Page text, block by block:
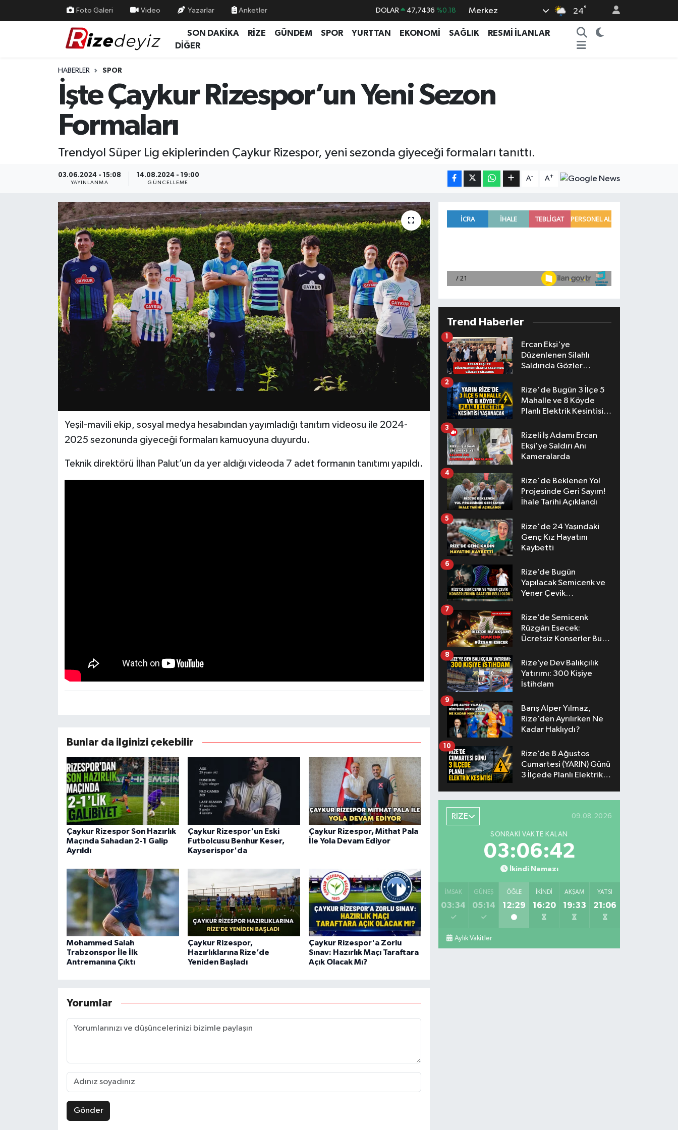
Foto Galeri Video Yazarlar Anketler DOLAR 47,7436 %0.18
EURO 55,2510 %0.32
BİST100 13.779
BITCOIN 64.840,97 %-0.15
Merkez 24°
SON DAKİKA RİZE GÜNDEM SPOR YURTTAN EKONOMİ SAĞLIK
RESMİ İLANLAR
DİĞER
HABERLER SPOR
İşte Çaykur Rizespor’un Yeni Sezon
Formaları
Trendyol Süper Lig ekiplerinden Çaykur Rizespor, yeni sezonda giyeceği formaları tanıttı.
03.06.2024 - 15:08
YAYINLANMA
14.08.2024 - 19:00
GÜNCELLEME
A- A+
Yeşil-mavili ekip, sosyal medya hesabından yayımladığı tanıtım videosu ile 2024-
2025 sezonunda giyeceği formaları kamuoyuna duyurdu.
Teknik direktörü İlhan Palut’un da yer aldığı videoda 7 adet formanın tanıtımı yapıldı.
Bunlar da ilginizi çekebilir
Çaykur Rizespor Son Hazırlık
Maçında Sahadan 2-1 Galip
Ayrıldı
Çaykur Rizespor'un Eski
Futbolcusu Benhur Keser,
Kayserispor'da
Çaykur Rizespor, Mithat Pala
İle Yola Devam Ediyor
Mohammed Salah
Trabzonspor İle İlk
Antremanına Çıktı
Çaykur Rizespor,
Hazırlıklarına Rize’de
Yeniden Başladı
Çaykur Rizespor'a Zorlu
Sınav: Hazırlık Maçı Taraftara
Açık Olacak Mı?
Yorumlar
Gönder
Trend Haberler
Ercan Ekşi'ye
Düzenlenen Silahlı
Saldırıda Gözler
1
Rize'de Bugün 3 İlçe 5
Mahalle ve 8 Köyde
Planlı Elektrik Kesintisi
2
Rizeli İş Adamı Ercan
Ekşi'ye Saldırı Anı
Kameralarda
3
Rize'de Beklenen Yol
Projesinde Geri Sayım!
İhale Tarihi Açıklandı
4
Rize'de 24 Yaşındaki
Genç Kız Hayatını
Kaybetti
5
Rize’de Bugün
Yapılacak Semicenk ve
Yener Çevik
Belli Oldu
6
Rize’de Semicenk
Rüzgârı Esecek:
Ücretsiz Konserler Bu
7
Rize’ye Dev Balıkçılık
Yatırımı: 300 Kişiye
İstihdam
8
Barış Alper Yılmaz,
Rize’den Ayrılırken Ne
Kadar Haklıydı?
9
Rize’de 8 Ağustos
Cumartesi (YARIN) Günü
3 İlçede Planlı Elektrik
10
RİZE 09.08.2026
SONRAKI VAKTE KALAN
03:06:41
İkindi Namazı
İMSAK
03:34
GÜNEŞ
05:14
ÖĞLE
12:29
İKINDI
16:20
AKŞAM
19:33
YATSI
21:06
Aylık Vakitler
Yurttan Haberler
Ekonomi
Rize Nöbetçi Eczaneler
Rize Trafik Yoğunluk Haritası
Süper Lig Puan Durumu ve Fikstür